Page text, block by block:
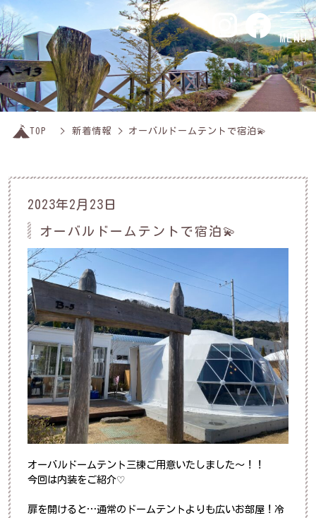
MENU
TOP 新着情報 オーバルドームテントで宿泊💫
2023年2月23日
オーバルドームテントで宿泊💫
オーバルドームテント三棟ご用意いたしました～！！
今回は内装をご紹介♡
扉を開けると…通常のドームテントよりも広いお部屋！冷